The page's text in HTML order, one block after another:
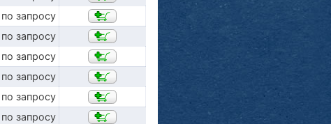
по запросу
по запросу
по запросу
по запросу
по запросу
по запросу